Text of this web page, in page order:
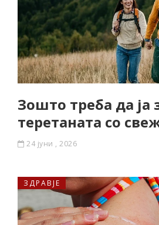
Зошто треба да ја
теретаната со
24 јуни , 2026
ЗДРАВЈЕ